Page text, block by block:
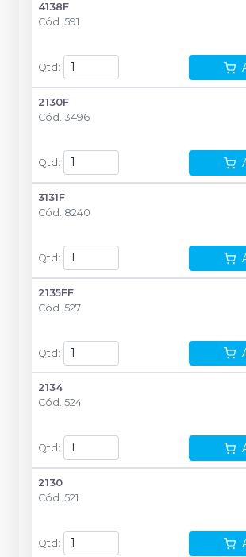
4138F
Cód. 591
Qtd :
2130F
Cód. 3496
Qtd :
3131F
Cód. 8240
Qtd:
2135FF
Cód. 527
Qtd:
2134
Cód. 524
Qtd :
2130
Cód. 521
Qtd :